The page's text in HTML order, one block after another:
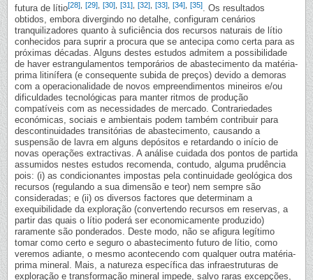
futura de lítio[28] [29] [30] [31] [32] [33] [34] [35]. Os resultados
obtidos, embora divergindo no detalhe, configuram cenários
tranquilizadores quanto à suficiência dos recursos naturais de lítio
conhecidos para suprir a procura que se antecipa como certa para as
próximas décadas. Alguns destes estudos admitem a possibilidade
de haver estrangulamentos temporários de abastecimento da matéria-
prima litinífera (e consequente subida de preços) devido a demoras
com a operacionalidade de novos empreendimentos mineiros e/ou
dificuldades tecnológicas para manter ritmos de produção
compatíveis com as necessidades de mercado. Contrariedades
económicas, sociais e ambientais podem também contribuir para
descontinuidades transitórias de abastecimento, causando a
suspensão de lavra em alguns depósitos e retardando o início de
novas operações extractivas. A análise cuidada dos pontos de partida
assumidos nestes estudos recomenda, contudo, alguma prudência
pois: (i) as condicionantes impostas pela continuidade geológica dos
recursos (regulando a sua dimensão e teor) nem sempre são
consideradas; e (ii) os diversos factores que determinam a
exequibilidade da exploração (convertendo recursos em reservas, a
partir das quais o lítio poderá ser economicamente produzido)
raramente são ponderados. Deste modo, não se afigura legítimo
tomar como certo e seguro o abastecimento futuro de lítio, como
veremos adiante, o mesmo acontecendo com qualquer outra matéria-
prima mineral. Mais, a natureza específica das infraestruturas de
exploração e transformação mineral impede, salvo raras excepções,